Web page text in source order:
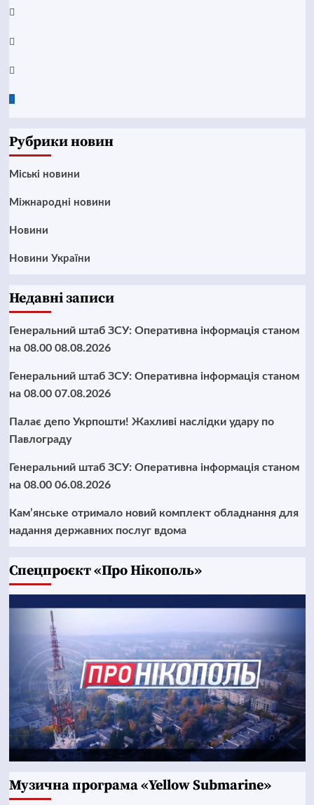
Telegram
Instagram
Twitter
Google
Рубрики новин
Mіські новини
Міжнародні новини
Новини
Новини України
Недавні записи
Генеральний штаб ЗСУ: Оперативна інформація станом
на 08.00 08.08.2026
Генеральний штаб ЗСУ: Оперативна інформація станом
на 08.00 07.08.2026
Палає депо Укрпошти! Жахливі наслідки удару по
Павлограду
Генеральний штаб ЗСУ: Оперативна інформація станом
на 08.00 06.08.2026
Кам’янське отримало новий комплект обладнання для
надання державних послуг вдома
Cпецпроєкт «Про Нікополь»
Музична програма «Yellow Submarine»